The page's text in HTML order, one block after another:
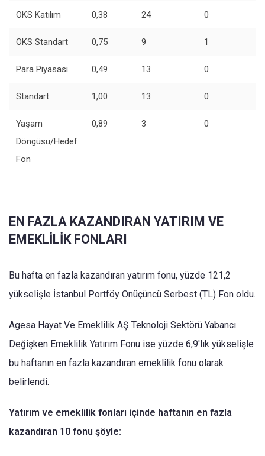
OKS Katılım 0,38 24 0
OKS Standart 0,75 9 1
Para Piyasası 0,49 13 0
Standart 1,00 13 0
Yaşam
Döngüsü/Hedef
Fon
0,89 3 0
EN FAZLA KAZANDIRAN YATIRIM VE
EMEKLİLİK FONLARI
Bu hafta en fazla kazandıran yatırım fonu, yüzde 121,2
yükselişle İstanbul Portföy Onüçüncü Serbest (TL) Fon oldu.
Agesa Hayat Ve Emeklilik AŞ Teknoloji Sektörü Yabancı
Değişken Emeklilik Yatırım Fonu ise yüzde 6,9'lık yükselişle
bu haftanın en fazla kazandıran emeklilik fonu olarak
belirlendi.
Yatırım ve emeklilik fonları içinde haftanın en fazla
kazandıran 10 fonu şöyle: